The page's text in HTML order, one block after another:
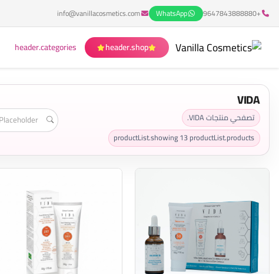
+9647843888880
WhatsApp
info@vanillacosmetics.com
header.shop
header.categories
VIDA
تصفحي منتجات VIDA.
productList.showing13productList.products